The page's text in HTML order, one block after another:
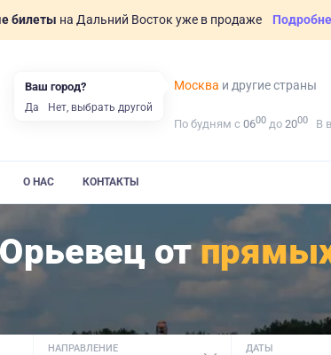
билеты на Дальний Восток уже в продаже
Москва и другие страны
По будням с 0600 до 2000 В
О НАС КОНТАКТЫ
от
НАПРАВЛЕНИЕ ДАТЫ
Ваш город?
Да Нет, выбрать другой